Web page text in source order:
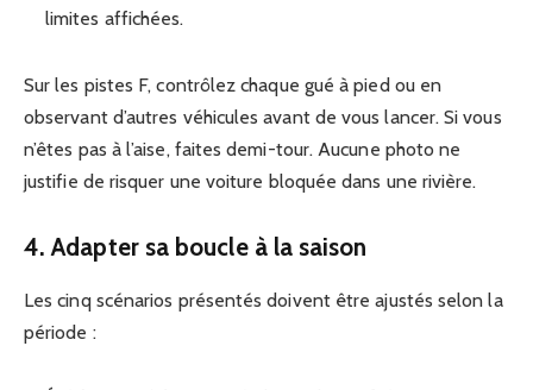
limites affichées.
Sur les pistes F, contrôlez chaque gué à pied ou en
observant d’autres véhicules avant de vous lancer. Si vous
n’êtes pas à l’aise, faites demi-tour. Aucune photo ne
justifie de risquer une voiture bloquée dans une rivière.
4. Adapter sa boucle à la saison
Les cinq scénarios présentés doivent être ajustés selon la
période :